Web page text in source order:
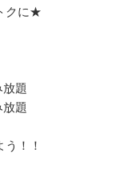
クに★
題
題
！！